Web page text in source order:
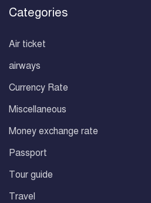
Categories
Air ticket
airways
Currency Rate
Miscellaneous
Money exchange rate
Passport
Tour guide
Travel